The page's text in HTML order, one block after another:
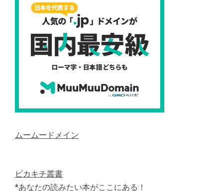
ムームードメイン
ピカキチ叢書
*あなたの読みたい本がここにある！